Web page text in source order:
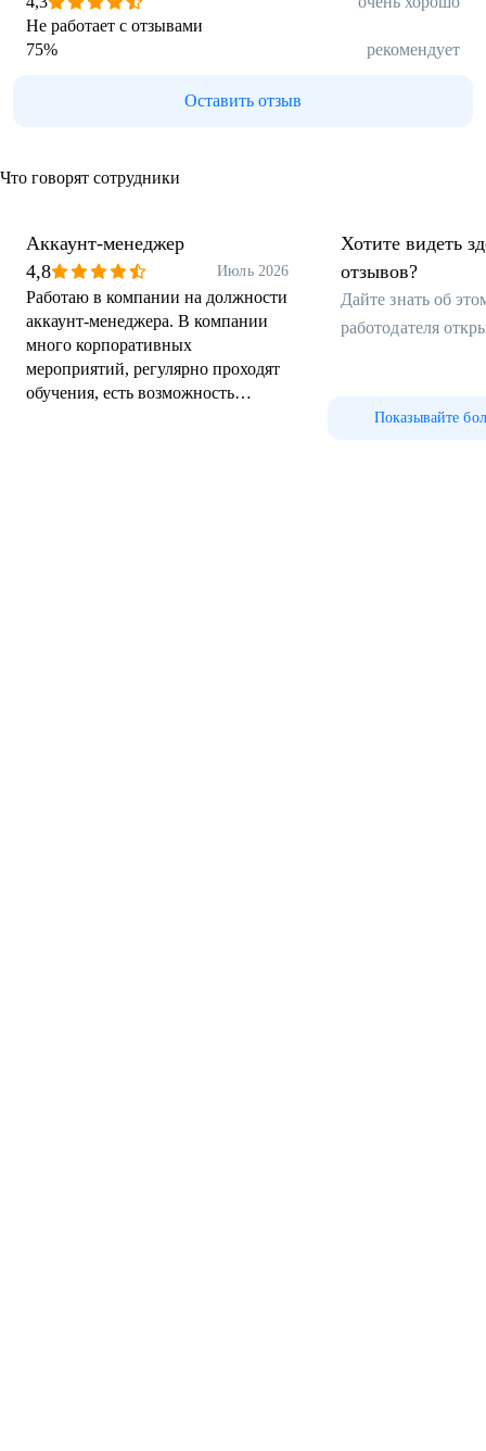
Не работает с отзывами
75% рекомендует
Оставить отзыв
Что говорят сотрудники
Аккаунт-менеджер
4,8
Июль 2026
Работаю в компании на должности
аккаунт-менеджера. В компании
много корпоративных
мероприятий, регулярно проходят
обучения, есть возможность
Хотите видеть
отзывов?
Дайте знать об
работодателя
Показывайте